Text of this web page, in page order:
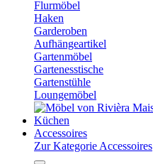
Flurmöbel
Haken
Garderoben
Aufhängeartikel
Gartenmöbel
Gartenesstische
Gartenstühle
Loungemöbel
Küchen
Accessoires
Zur Kategorie Accessoires